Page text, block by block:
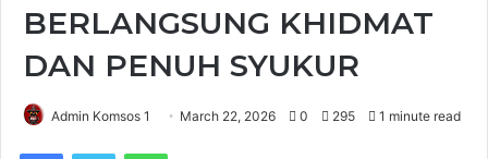
BERLANGSUNG KHIDMAT
DAN PENUH SYUKUR
Admin Komsos 1 March 22, 2026 0 295 1 minute read